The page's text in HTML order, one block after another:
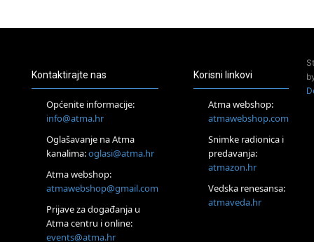
Pjesma srca / Zagreb
Tečaj Višeg Vodstva, razvijanja intuicije i Akaša zapisa
Online
Upisi u program Profesionalni hipnoterapeut — nova
Online
Postanite Nositelj Vibracije Nove Zemlje
Visoko
Kontaktirajte nas
Općenite informacije:
info@atma.hr
Oglašavanje na Atma
kanalima:oglasi@atma.hr
Atma webshop:
atmawebshop@gmail.com
Prijave za događanja u
Atma centru i online:
events@atma.hr
Korisni linkovi
Atma webshop:
atmawebshop.com
Snimke radionica i
predavanja:
atmazon.hr
Vedska renesansa:
atmaveda.hr